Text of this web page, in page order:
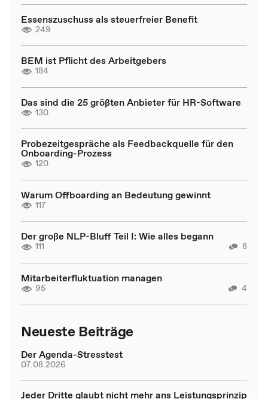
Essenszuschuss als steuerfreier Benefit
249
BEM ist Pflicht des Arbeitgebers
184
Das sind die 25 größten Anbieter für HR-Software
130
Probezeitgespräche als Feedbackquelle für den
Onboarding-Prozess
120
Warum Offboarding an Bedeutung gewinnt
117
Der große NLP-Bluff Teil I: Wie alles begann
111 8
Mitarbeiterfluktuation managen
95 4
Neueste Beiträge
Der Agenda-Stresstest
07.08.2026
Jeder Dritte glaubt nicht mehr ans Leistungsprinzip